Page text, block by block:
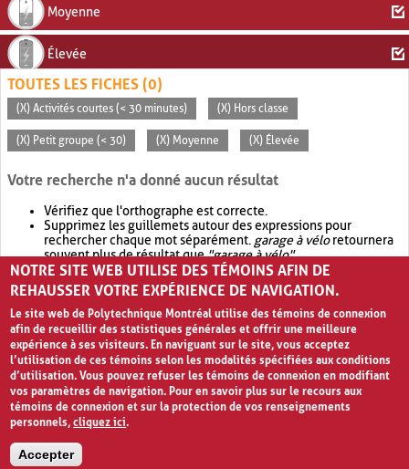
Moyenne
Élevée
TOUTES LES FICHES (0)
(X) Activités courtes (< 30 minutes) (X) Hors classe
(X) Petit groupe (< 30) (X) Moyenne (X) Élevée
Votre recherche n'a donné aucun résultat
Vérifiez que l'orthographe est correcte.
Supprimez les guillemets autour des expressions pour
rechercher chaque mot séparément. garage à véloretournera
souvent plus de résultat que"garage à vélo".
Envisagez d'élargir votre recherche avec OR.garage OR vélo
retournera souvent plus de résultat quegarage à vélo
NOTRE SITE WEB UTILISE DES TÉMOINS AFIN DE
REHAUSSER VOTRE EXPÉRIENCE DE NAVIGATION.
Le site web de Polytechnique Montréal utilise des témoins de connexion
afin de recueillir des statistiques générales et offrir une meilleure
expérience à ses visiteurs. En naviguant sur le site, vous acceptez
l’utilisation de ces témoins selon les modalités spécifiées aux conditions
d’utilisation. Vous pouvez refuser les témoins de connexion en modifiant
vos paramètres de navigation. Pour en savoir plus sur le recours aux
témoins de connexion et sur la protection de vos renseignements
personnels,cliquez ici.
Accepter